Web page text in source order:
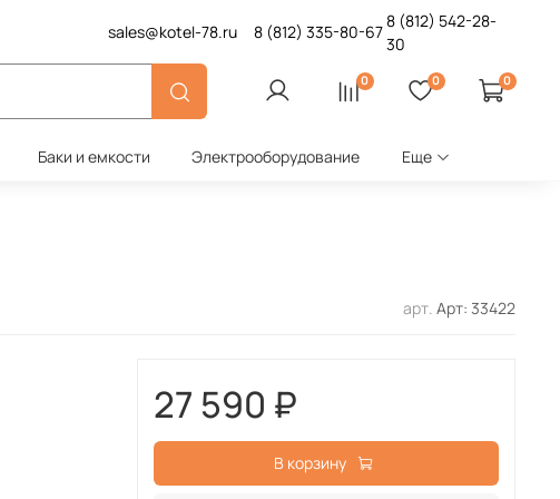
sales@kotel-78.ru 8 (812) 335-80-67
8 (812) 542-28-
30
0 0 0
Баки и емкости Электрооборудование Еще
арт. Арт: 33422
27 590 ₽
В корзину